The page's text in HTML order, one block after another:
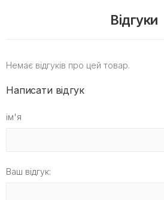
Відгуки
Немає відгуків про цей товар.
Написати відгук
ім'я
Ваш відгук: